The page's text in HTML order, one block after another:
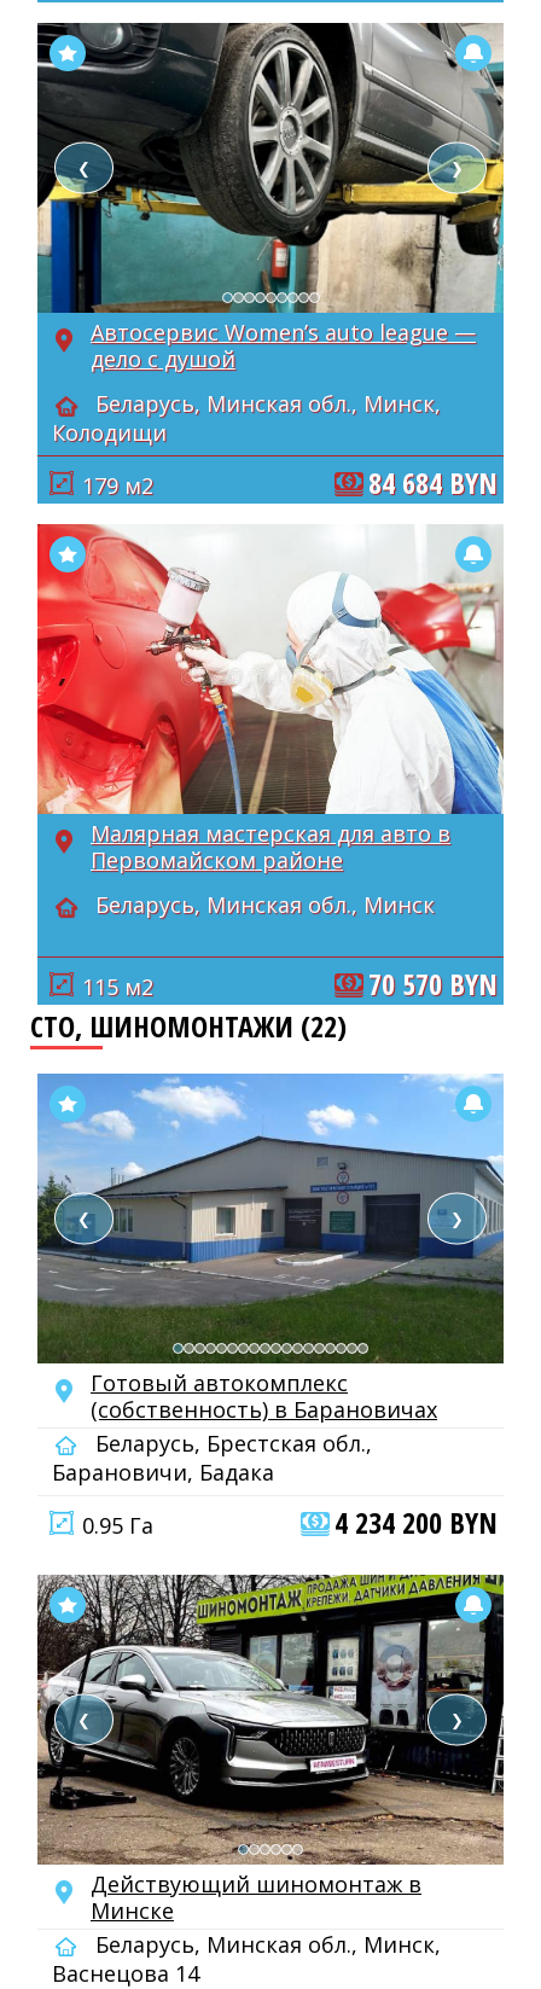
❮ ❯
Автосервис Women’s auto league —
дело с душой
Беларусь, Минская обл., Минск,
Колодищи
179 м2
84 684 BYN
Малярная мастерская для авто в
Первомайском районе
Беларусь, Минская обл., Минск
115 м2
70 570 BYN
СТО, ШИНОМОНТАЖИ (22)
❮ ❯
Готовый автокомплекс
(собственность) в Барановичах
Беларусь, Брестская обл.,
Барановичи, Бадака
0.95 Га
4 234 200 BYN
❮ ❯
Действующий шиномонтаж в
Минске
Беларусь, Минская обл., Минск,
Васнецова 14